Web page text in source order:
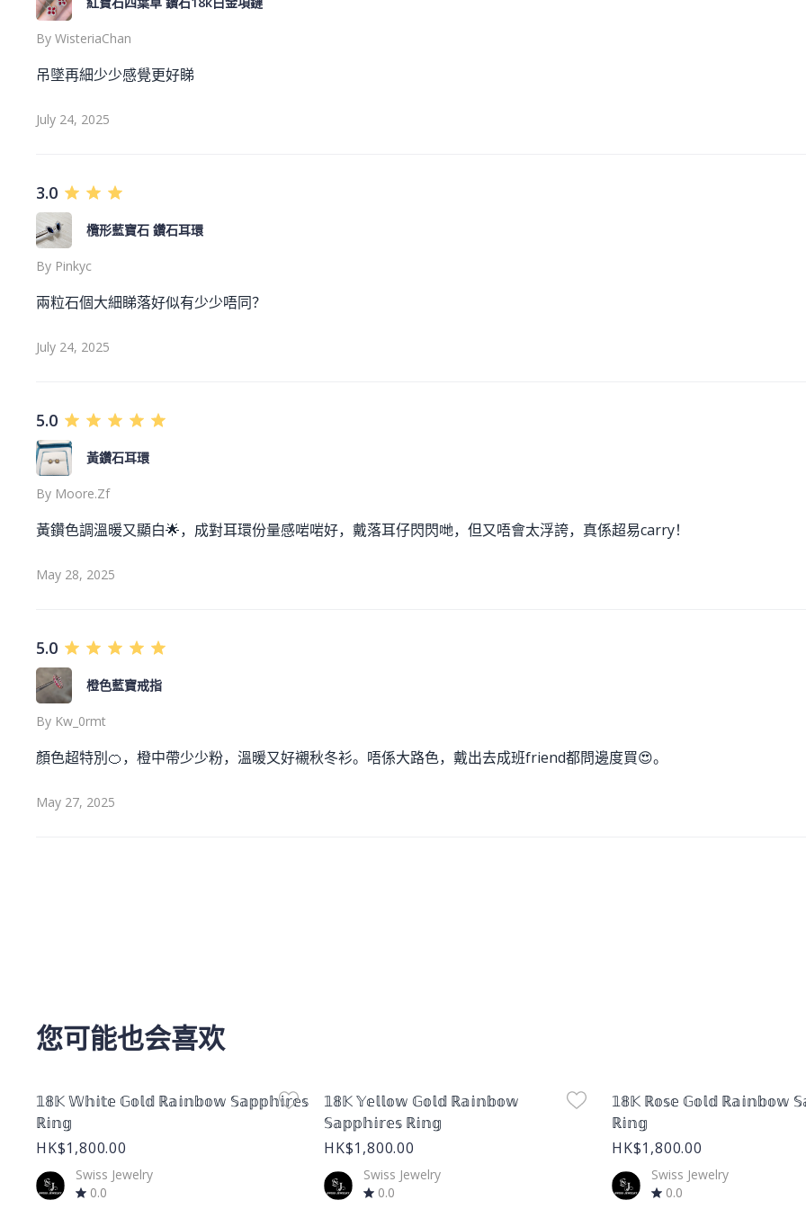
By WisteriaChan
吊墜再細少少感覺更好睇
July 24, 2025
3.0
欖形藍寶石 鑽石耳環
By Pinkyc
兩粒石個大細睇落好似有少少唔同？
July 24, 2025
5.0
黃鑽石耳環
By Moore.zf
黃鑽色調溫暖又顯白🌟，成對耳環份量感啱啱好，戴落耳仔閃閃哋，但又唔會太浮誇，真係超易carry！
May 28, 2025
5.0
橙色藍寶戒指
By Kw_0rmt
顏色超特別🍊，橙中帶少少粉，溫暖又好襯秋冬衫。唔係大路色，戴出去成班friend都問邊度買😍。
May 27, 2025
您可能也会喜欢
𝟙𝟠𝕂 𝕎𝕙𝕚𝕥𝕖 𝔾𝕠𝕝𝕕 ℝ𝕒𝕚𝕟𝕓𝕠𝕨 𝕊𝕒𝕡𝕡𝕙𝕚𝕣𝕖𝕤
ℝ𝕚𝕟𝕘
HK$1,800.00
Swiss Jewelry
0.0
𝟙𝟠𝕂 𝕐𝕖𝕝𝕝𝕠𝕨 𝔾𝕠𝕝𝕕 ℝ𝕒𝕚𝕟𝕓𝕠𝕨
𝕊𝕒𝕡𝕡𝕙𝕚𝕣𝕖𝕤 ℝ𝕚𝕟𝕘
HK$1,800.00
Swiss Jewelry
0.0
𝟙𝟠𝕂 ℝ𝕠𝕤𝕖 𝔾𝕠𝕝𝕕 ℝ𝕒𝕚𝕟𝕓𝕠𝕨
ℝ𝕚𝕟𝕘
HK$1,800.00
Swiss Jewelry
0.0